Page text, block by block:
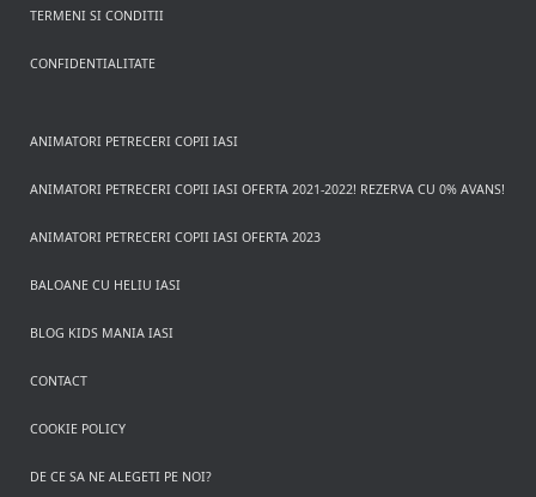
TERMENI SI CONDITII
CONFIDENTIALITATE
ANIMATORI PETRECERI COPII IASI
ANIMATORI PETRECERI COPII IASI OFERTA 2021-2022! REZERVA CU 0% AVANS!
ANIMATORI PETRECERI COPII IASI OFERTA 2023
BALOANE CU HELIU IASI
BLOG KIDS MANIA IASI
CONTACT
COOKIE POLICY
DE CE SA NE ALEGETI PE NOI?